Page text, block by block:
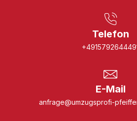
Telefon
E-Mail
anfrage@umzugsprofi-